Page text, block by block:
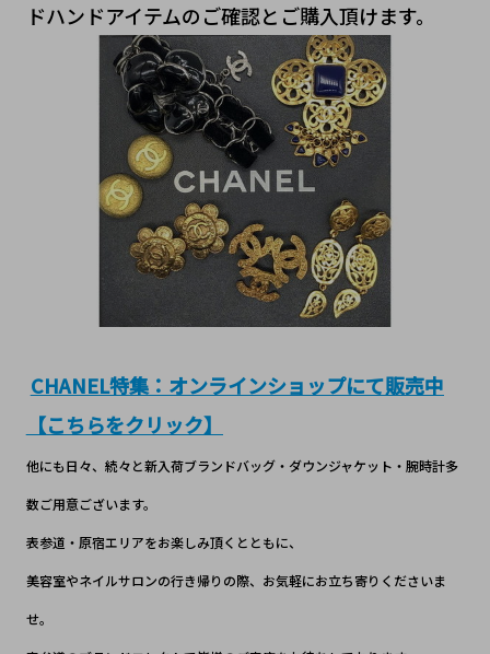
ドハンドアイテムのご確認とご購入頂けます。
CHANEL特集：オンラインショップにて販売中
【こちらをクリック】
他にも日々、続々と新入荷ブランドバッグ・ダウンジャケット・腕時計多
数ご用意ございます。
表参道・原宿エリアをお楽しみ頂くとともに、
美容室やネイルサロンの行き帰りの際、お気軽にお立ち寄りくださいま
せ。